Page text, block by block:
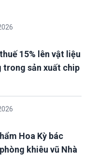
15% lên vật liệu
trong sản xuất chip
Hoa Kỳ bác
khiêu vũ Nhà